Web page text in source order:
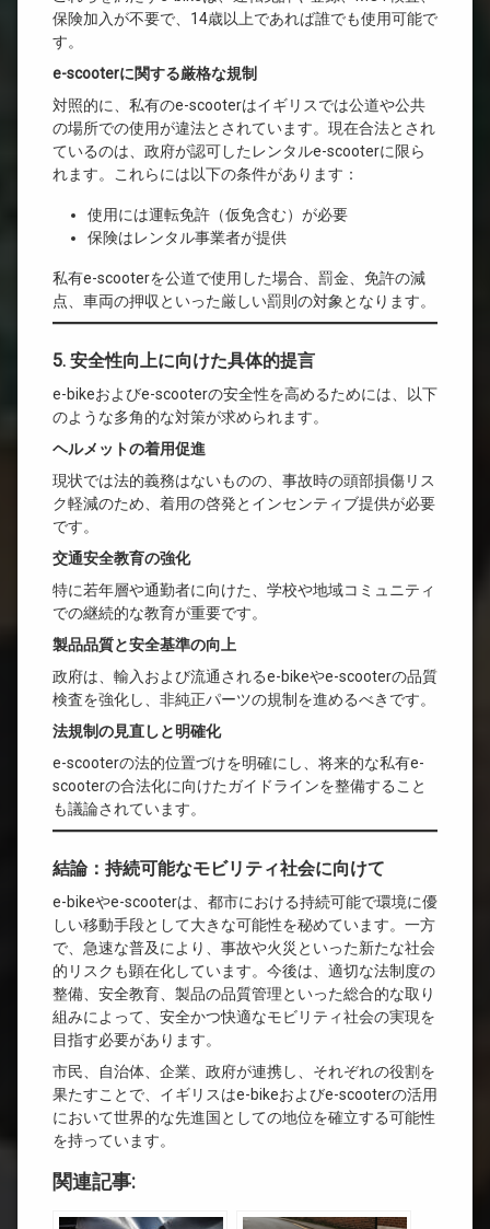
保険加入が不要で、14歳以上であれば誰でも使用可能で
す。
e-scooterに関する厳格な規制
対照的に、私有のe-scooterはイギリスでは公道や公共
の場所での使用が違法とされています。現在合法とされ
ているのは、政府が認可したレンタルe-scooterに限ら
れます。これらには以下の条件があります：
使用には運転免許（仮免含む）が必要
保険はレンタル事業者が提供
私有e-scooterを公道で使用した場合、罰金、免許の減
点、車両の押収といった厳しい罰則の対象となります。
5. 安全性向上に向けた具体的提言
e-bikeおよびe-scooterの安全性を高めるためには、以下
のような多角的な対策が求められます。
ヘルメットの着用促進
現状では法的義務はないものの、事故時の頭部損傷リス
ク軽減のため、着用の啓発とインセンティブ提供が必要
です。
交通安全教育の強化
特に若年層や通勤者に向けた、学校や地域コミュニティ
での継続的な教育が重要です。
製品品質と安全基準の向上
政府は、輸入および流通されるe-bikeやe-scooterの品質
検査を強化し、非純正パーツの規制を進めるべきです。
法規制の見直しと明確化
e-scooterの法的位置づけを明確にし、将来的な私有e-
scooterの合法化に向けたガイドラインを整備すること
も議論されています。
結論：持続可能なモビリティ社会に向けて
e-bikeやe-scooterは、都市における持続可能で環境に優
しい移動手段として大きな可能性を秘めています。一方
で、急速な普及により、事故や火災といった新たな社会
的リスクも顕在化しています。今後は、適切な法制度の
整備、安全教育、製品の品質管理といった総合的な取り
組みによって、安全かつ快適なモビリティ社会の実現を
目指す必要があります。
市民、自治体、企業、政府が連携し、それぞれの役割を
果たすことで、イギリスはe-bikeおよびe-scooterの活用
において世界的な先進国としての地位を確立する可能性
を持っています。
関連記事: